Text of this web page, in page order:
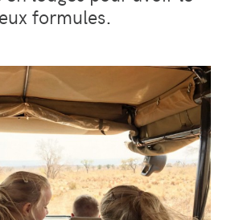
formules.